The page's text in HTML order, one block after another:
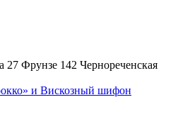
27 Фрунзе 142 Чернореченская
и Вискозный шифон